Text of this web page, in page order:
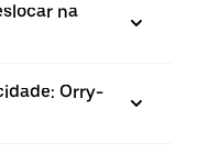
na
Orry-